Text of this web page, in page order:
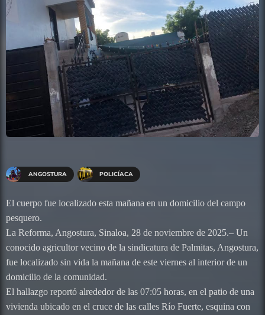
ANGOSTURA POLICÍACA
El cuerpo fue localizado esta mañana en un domicilio del campo
pesquero.
La Reforma, Angostura, Sinaloa, 28 de noviembre de 2025.– Un
conocido agricultor vecino de la sindicatura de Palmitas, Angostura,
fue localizado sin vida la mañana de este viernes al interior de un
domicilio de la comunidad.
El hallazgo reportó alrededor de las 07:05 horas, en el patio de una
vivienda ubicado en el cruce de las calles Río Fuerte, esquina con